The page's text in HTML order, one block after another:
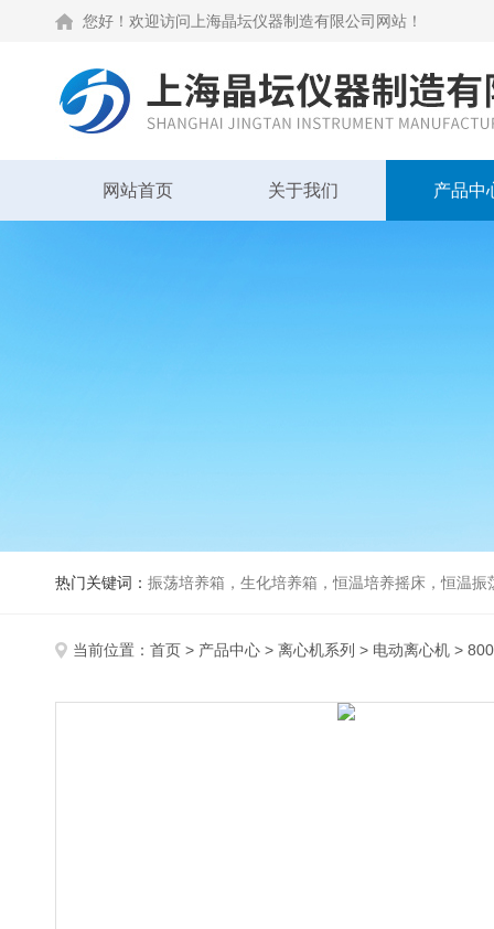
您好！欢迎访问上海晶坛仪器制造有限公司网站！
网站首页 关于我们 产品中
热门关键词： 振荡培养箱，生化培养箱，恒温培养摇床，恒温振荡器
当前位置： 首页 > 产品中心 > 离心机系列 > 电动离心机 >